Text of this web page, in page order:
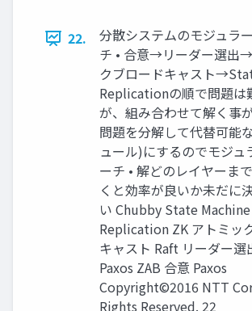
22.
分散システムのモジュラ
チ • 合意→リーダー選出
クブロードキャスト
Replicationの順で問題は
が、組み合わせて解く事
問題を分解して代替可能
ュール)にするのでモジュ
ーチ • 解どのレイヤーま
くと効率が良いか未だに
い Chubby State Machine
Replication ZK アトミッ
キャスト Raft リーダー
Paxos ZAB 合意 Paxos
Copyright©2016 NTT
Rights Reserved. 22